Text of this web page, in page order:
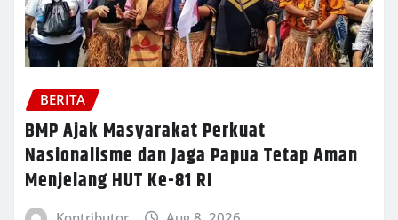
BERITA
BMP Ajak Masyarakat Perkuat
Nasionalisme dan Jaga Papua Tetap Aman
Menjelang HUT Ke-81 RI